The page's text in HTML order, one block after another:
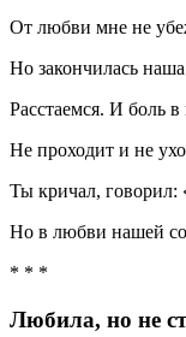
От любви мне не
Но закончилась наша
Расстаемся. И боль в
Не проходит и не
Ты кричал, говорил:
Но в любви нашей
* * *
Любила, но не